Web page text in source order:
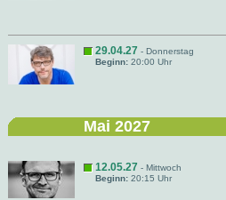
29.04.27 - Donnerstag
Beginn: 20:00 Uhr
Mai 2027
12.05.27 - Mittwoch
Beginn: 20:15 Uhr